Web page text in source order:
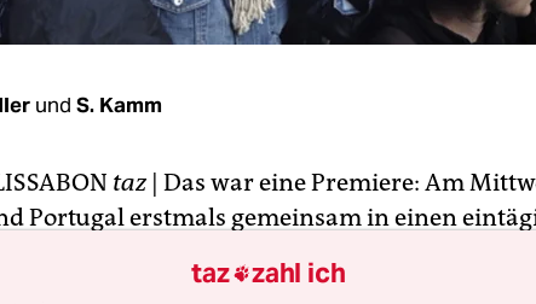
und S. Kamm
taz | Das war eine Premiere: Am
Portugal erstmals gemeinsam in einen
Iberschen Halbinsel gegen die von Brüssel
taz zahl ich